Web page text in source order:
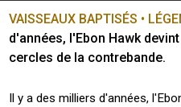
VAISSEAUX BAPTISÉS •
d'années, l'Ebon Hawk
cercles de la contrebande.
Il y a des milliers d'années,